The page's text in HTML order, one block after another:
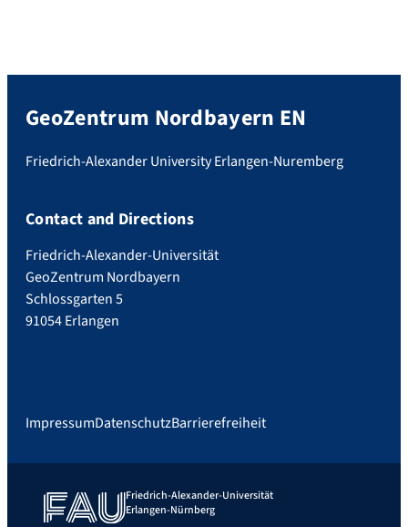
GeoZentrum Nordbayern EN
Friedrich-Alexander University Erlangen-Nuremberg
Contact and Directions
Friedrich-Alexander-Universität
GeoZentrum Nordbayern
Schlossgarten 5
91054 Erlangen
ImpressumDatenschutzBarrierefreiheit
Friedrich-Alexander-Universität
Erlangen-Nürnberg